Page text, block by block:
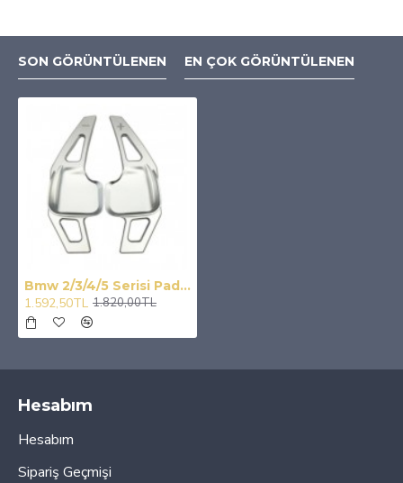
SON GÖRÜNTÜLENEN EN ÇOK GÖRÜNTÜLENEN
Bmw 2/3/4/5 Serisi Paddle Shıft Silver F1 Vites Kulakcık
1.592,50TL 1.820,00TL
Hesabım
Hesabım
Sipariş Geçmişi